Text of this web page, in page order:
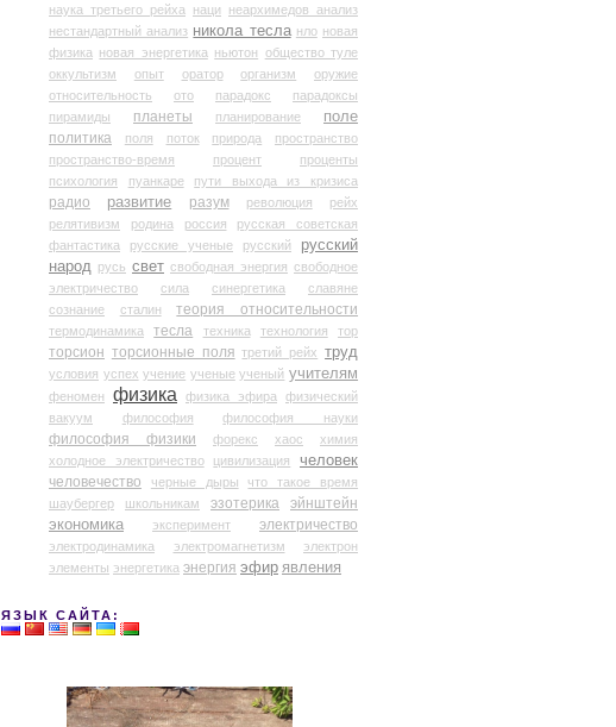
наука третьего рейха наци
неархимедов анализ
нестандартный анализ никола тесла нло новая
физика новая энергетика ньютон общество туле
оккультизм
опыт оратор организм
оружие
относительность
ото парадокс
парадоксы
пирамиды
планеты планирование
поле
политика
поля поток природа
пространство
пространство-время
процент
проценты
психология
пуанкаре пути выхода из кризиса
радио развитие разум революция
рейх
релятивизм
родина россия
русская советская
фантастика
русские ученые русский
русский
народ русь свет свободная энергия свободное
электричество
сила синергетика
славяне
сознание
сталин теория относительности
термодинамика тесла техника технология тор
торсион торсионные поля третий рейх труд
условия успех учение ученые ученый учителям
феномен физика физика эфира
физический
вакуум
философия философия науки
философия физики форекс хаос
химия
холодное электричество
цивилизация человек
человечество черные дыры
что такое время
шаубергер
школьникам эзотерика
эйнштейн
экономика
эксперимент электричество
электродинамика электромагнетизм
электрон
элементы энергетика энергия эфир явления
ЯЗЫК САЙТА: